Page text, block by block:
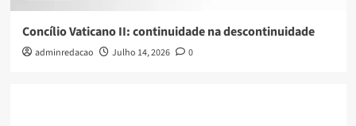
Concílio Vaticano II: continuidade na descontinuidade
adminredacao Julho 14, 2026 0